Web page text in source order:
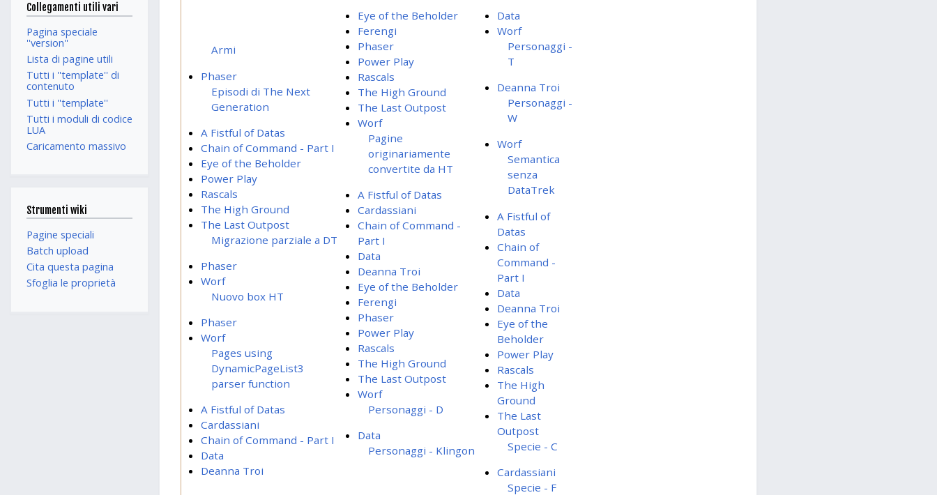
Armi
Phaser
Episodi di The Next
Generation
A Fistful of Datas
Chain of Command - Part I
Eye of the Beholder
Power Play
Rascals
The High Ground
The Last Outpost
Migrazione parziale a DT
Phaser
Worf
Nuovo box HT
Phaser
Worf
Pages using
DynamicPageList3
parser function
A Fistful of Datas
Cardassiani
Chain of Command - Part I
Data
Deanna Troi
Eye of the Beholder
Ferengi
Phaser
Power Play
Rascals
The High Ground
The Last Outpost
Worf
Pagine
originariamente
convertite da HT
A Fistful of Datas
Cardassiani
Chain of Command -
Part I
Data
Deanna Troi
Eye of the Beholder
Ferengi
Phaser
Power Play
Rascals
The High Ground
The Last Outpost
Worf
Personaggi - D
Data
Personaggi - Klingon
Data
Worf
Personaggi -
T
Deanna Troi
Personaggi -
W
Worf
Semantica
senza
DataTrek
A Fistful of
Datas
Chain of
Command -
Part I
Data
Deanna Troi
Eye of the
Beholder
Power Play
Rascals
The High
Ground
The Last
Outpost
Specie - C
Cardassiani
Specie - F
Collegamenti utili vari
Pagina speciale
''version''
Lista di pagine utili
Tutti i ''template'' di
contenuto
Tutti i ''template''
Tutti i moduli di codice
LUA
Caricamento massivo
Strumenti wiki
Pagine speciali
Batch upload
Cita questa pagina
Sfoglia le proprietà